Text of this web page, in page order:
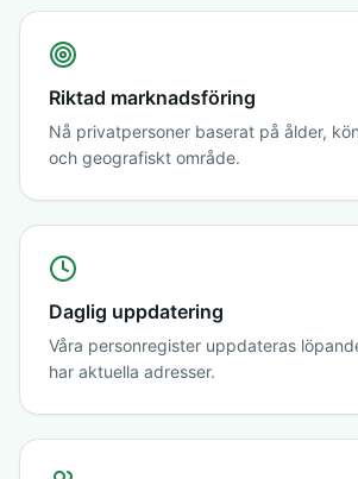
Riktad marknadsföring
Nå privatpersoner baserat på ålder,
och geografiskt område.
Daglig uppdatering
Våra personregister uppdateras
har aktuella adresser.